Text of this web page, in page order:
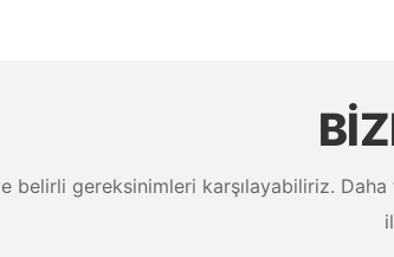
belirli gereksinimleri karşılayabiliriz.